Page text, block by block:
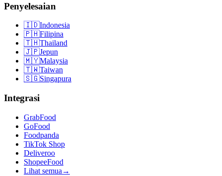
Penyelesaian
🇮🇩Indonesia
🇵🇭Filipina
🇹🇭Thailand
🇯🇵Jepun
🇲🇾Malaysia
🇹🇼Taiwan
🇸🇬Singapura
Integrasi
GrabFood
GoFood
Foodpanda
TikTok Shop
Deliveroo
ShopeeFood
Lihat semua →